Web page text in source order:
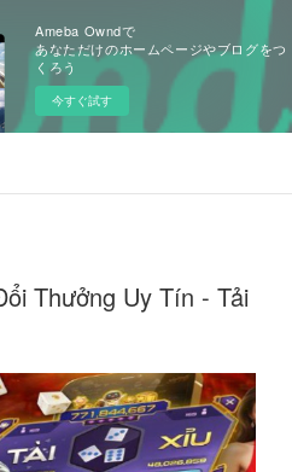
Ameba Owndで
あなただけのホームページやブログをつ
くろう
今すぐ試す
Thưởng Uy Tín - Tải